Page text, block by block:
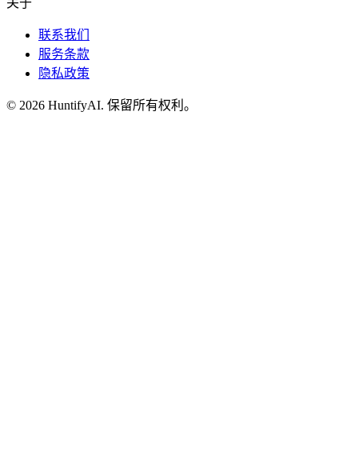
联系我们
服务条款
隐私政策
© 2026 HuntifyAI. 保留所有权利。